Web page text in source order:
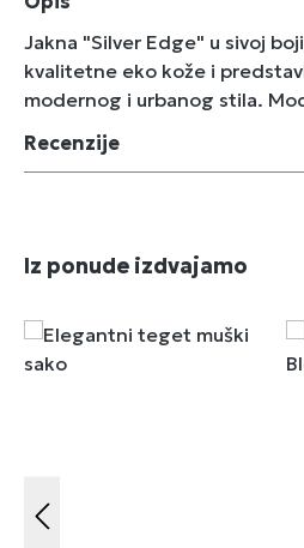
Jakna "Silver Edge" u sivoj
kvalitetne eko kože i
modernog i urbanog stila.
Recenzije
Preskoči galeriju proizvoda
Iz ponude izdvajamo